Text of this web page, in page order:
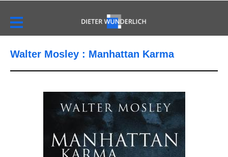
Walter Mosley : Manhattan Karma